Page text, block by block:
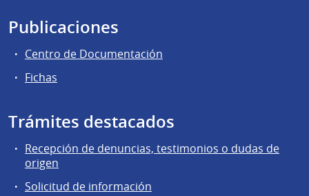
Publicaciones
Centro de Documentación
Fichas
Trámites destacados
Recepción de denuncias, testimonios o dudas de
origen
Solicitud de información